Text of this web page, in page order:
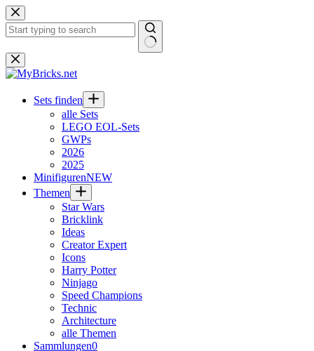
Zum
Inhalt
springen
Keine
Ergebnisse
Sets finden
alle Sets
LEGO EOL-Sets
GWPs
2026
2025
MinifigurenNEW
Themen
Star Wars
Bricklink
Ideas
Creator Expert
Icons
Harry Potter
Ninjago
Speed Champions
Technic
Architecture
alle Themen
Sammlungen0